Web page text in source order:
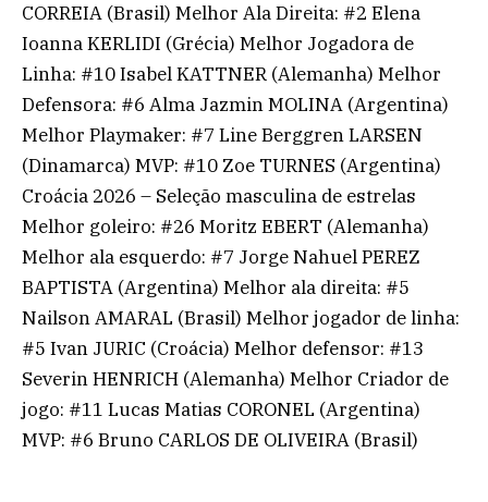
CORREIA (Brasil) Melhor Ala Direita: #2 Elena
Ioanna KERLIDI (Grécia) Melhor Jogadora de
Linha: #10 Isabel KATTNER (Alemanha) Melhor
Defensora: #6 Alma Jazmin MOLINA (Argentina)
Melhor Playmaker: #7 Line Berggren LARSEN
(Dinamarca) MVP: #10 Zoe TURNES (Argentina)
Croácia 2026 – Seleção masculina de estrelas
Melhor goleiro: #26 Moritz EBERT (Alemanha)
Melhor ala esquerdo: #7 Jorge Nahuel PEREZ
BAPTISTA (Argentina) Melhor ala direita: #5
Nailson AMARAL (Brasil) Melhor jogador de linha:
#5 Ivan JURIC (Croácia) Melhor defensor: #13
Severin HENRICH (Alemanha) Melhor Criador de
jogo: #11 Lucas Matias CORONEL (Argentina)
MVP: #6 Bruno CARLOS DE OLIVEIRA (Brasil)